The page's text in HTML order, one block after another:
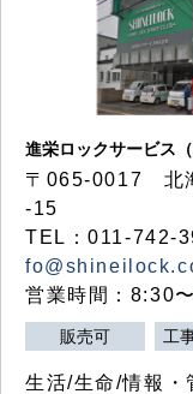
進栄ロックサービス（
〒065-0017 北
-15
TEL：011-742-
営業時間：8:30
販売可 工
生活/生命/情報・